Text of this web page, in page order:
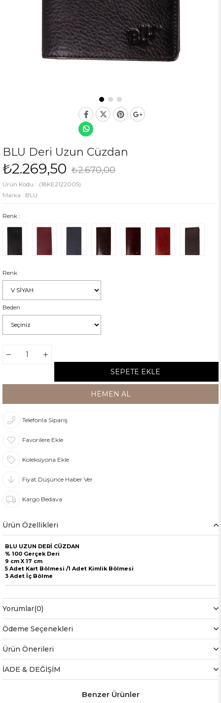
BLU Deri Uzun Cüzdan
₺2.670,00
₺2.269,50
(18KE2122005)
Marka : BLU
Renk :
Renk
Beden
Telefonla Sipariş
Favorilere Ekle
Koleksiyona Ekle
Fiyat Düşünce Haber Ver
Kargo Bedava
Ürün Özellikleri
BLU UZUN DERİ CÜZDAN
% 100 Gerçek Deri
9 cm X 17 cm
5 Adet Kart Bölmesi /1 Adet Kimlik Bölmesi
3 Adet İç Bölme
Yorumlar(0)
Ödeme Seçenekleri
Ürün Önerileri
İADE & DEĞİŞİM
Benzer Ürünler